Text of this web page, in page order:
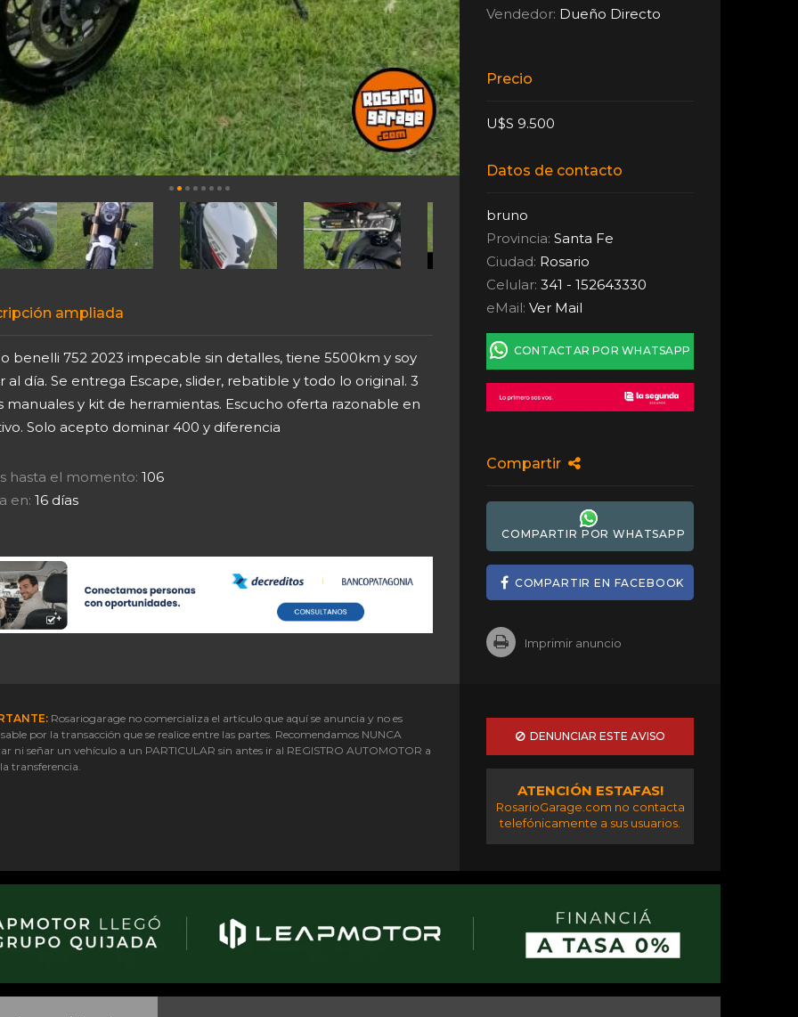
ampliada
benelli 752 2023 impecable sin detalles, tiene 5500km y soy
al día. Se entrega Escape, slider, rebatible y todo lo original. 3
manuales y kit de herramientas. Escucho oferta razonable en
Solo acepto dominar 400 y diferencia
hasta el momento: 106
en: 16 días
Vendedor: Dueño Directo
Precio
U$S 9.500
Datos de contacto
bruno
Provincia:Santa Fe
Ciudad: Rosario
Celular: 341 - 152643330
eMail:Ver Mail
CONTACTAR POR WHATSAPP
Compartir
COMPARTIR POR WHATSAPP
COMPARTIR EN FACEBOOK
Imprimir anuncio
Rosariogarage no comercializa el artículo que aquí se anuncia y no es
por la transacción que se realice entre las partes. Recomendamos NUNCA
ni señar un vehículo a un PARTICULAR sin antes ir al REGISTRO AUTOMOTOR a
transferencia.
DENUNCIAR ESTE AVISO
ATENCIÓN ESTAFAS!
RosarioGarage.com no contacta
telefónicamente a sus usuarios.